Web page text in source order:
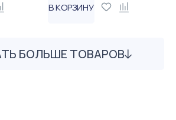
В КОРЗИНУ
БОЛЬШЕ ТОВАРОВ